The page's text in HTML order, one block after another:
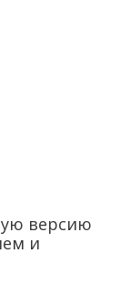
версию
и